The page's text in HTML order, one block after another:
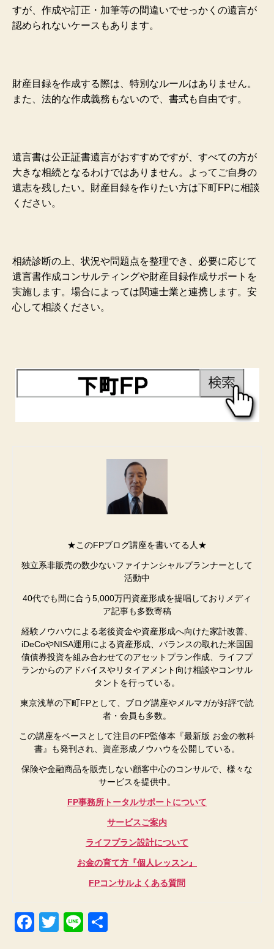
すが、作成や訂正・加筆等の間違いでせっかくの遺言が
認められないケースもあります。
財産目録を作成する際は、特別なルールはありません。
また、法的な作成義務もないので、書式も自由です。
遺言書は公正証書遺言がおすすめですが、すべての方が
大きな相続となるわけではありません。よってご自身の
遺志を残したい。財産目録を作りたい方は下町FPに相談
ください。
相続診断の上、状況や問題点を整理でき、必要に応じて
遺言書作成コンサルティングや財産目録作成サポートを
実施します。場合によっては関連士業と連携します。安
心して相談ください。
★このFPブログ講座を書いてる人★
独立系非販売の数少ないファイナンシャルプランナーとして
活動中
40代でも間に合う5,000万円資産形成を提唱しておりメディ
ア記事も多数寄稿
経験ノウハウによる老後資金や資産形成へ向けた家計改善、
iDeCoやNISA運用による資産形成、バランスの取れた米国国
債債券投資を組み合わせてのアセットプラン作成、ライフプ
ランからのアドバイスやリタイアメント向け相談やコンサル
タントを行っている。
東京浅草の下町FPとして、ブログ講座やメルマガが好評で読
者・会員も多数。
この講座をベースとして注目のFP監修本『最新版 お金の教科
書』も発刊され、資産形成ノウハウを公開している。
保険や金融商品を販売しない顧客中心のコンサルで、様々な
サービスを提供中。
FP事務所トータルサポートについて
サービスご案内
ライフプラン設計について
お金の育て方『個人レッスン』
FPコンサルよくある質問
F
T
Li